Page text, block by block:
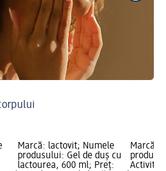
Marcă: lactovit; Numele
produsului: Gel de duș cu
lactourea, 600 ml; Preț:
Marcă:
Activit,